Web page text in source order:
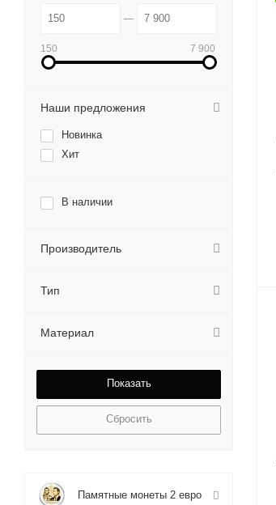
150 7 900
Наши предложения
Новинка
Хит
В наличии
Производитель
Тип
Материал
Сбросить
Памятные монеты 2 евро